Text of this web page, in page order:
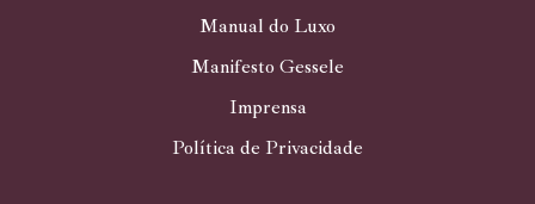
Manual do Luxo
Manifesto Gessele
Imprensa
Política de Privacidade